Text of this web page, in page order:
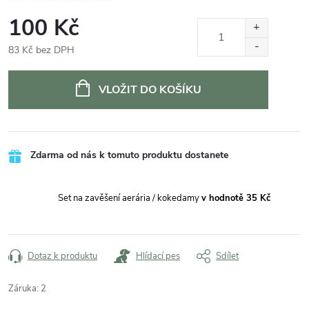
100 Kč
83 Kč bez DPH
VLOŽIT DO KOŠÍKU
Zdarma od nás k tomuto produktu dostanete
Set na zavěšení aerária / kokedamyv hodnotě 35 Kč
Dotaz k produktu Hlídací pes Sdílet
Záruka: 2